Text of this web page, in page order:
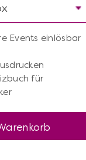
Events einlösbar
für